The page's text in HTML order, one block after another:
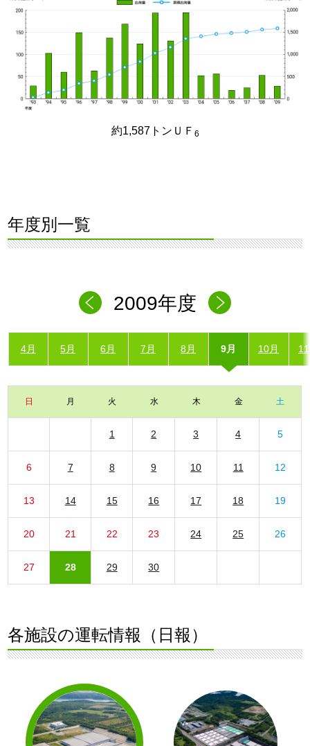
約1,587トンＵＦ 6
年度別一覧
2009年度
4月 5月 6月 7月 8月 9月 10月
日 月 火 水 木 金 土
1 2 3 4 5
6 7 8 9 10 11 12
13 14 15 16 17 18 19
20 21 22 23 24 25 26
27 28 29 30
各施設の運転情報（日報）